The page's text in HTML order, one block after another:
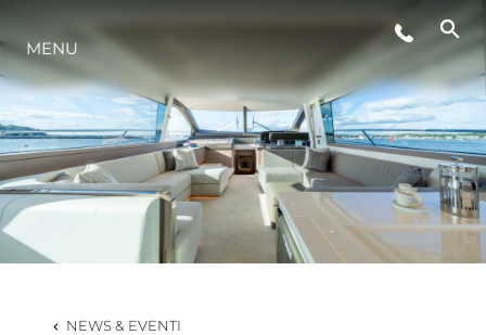
LIFESTYLE
INNOVAZIONE
MENU
NEWS & EVENTI